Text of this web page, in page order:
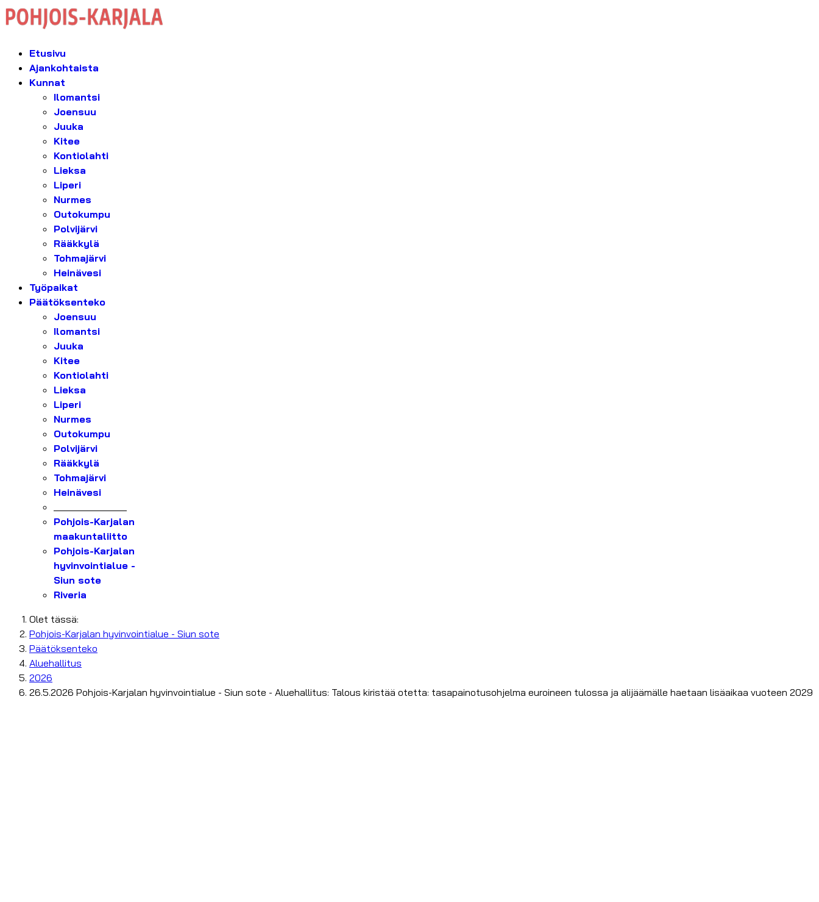
Etusivu
Ajankohtaista
Kunnat
Ilomantsi
Joensuu
Juuka
Kitee
Kontiolahti
Lieksa
Liperi
Nurmes
Outokumpu
Polvijärvi
Rääkkylä
Tohmajärvi
Heinävesi
Työpaikat
Päätöksenteko
Joensuu
Ilomantsi
Juuka
Kitee
Kontiolahti
Lieksa
Liperi
Nurmes
Outokumpu
Polvijärvi
Rääkkylä
Tohmajärvi
Heinävesi
Pohjois-Karjalan
maakuntaliitto
Pohjois-Karjalan
hyvinvointialue -
Siun sote
Riveria
Olet tässä:
Pohjois-Karjalan hyvinvointialue - Siun sote
Päätöksenteko
Aluehallitus
2026
26.5.2026 Pohjois-Karjalan hyvinvointialue - Siun sote - Aluehallitus: Talous kiristää otetta: tasapainotusohjelma euroineen tulossa ja alijäämälle haetaan lisäaikaa vuoteen 2029